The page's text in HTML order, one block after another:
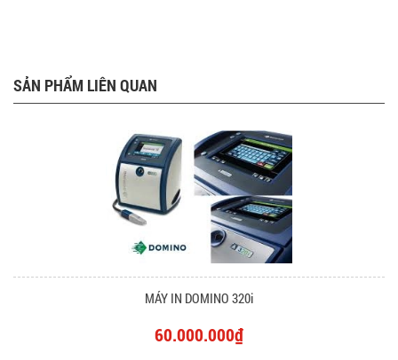
SẢN PHẨM LIÊN QUAN
MÁY IN DOMINO 320i
60.000.000₫